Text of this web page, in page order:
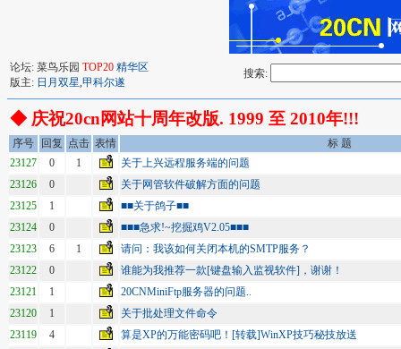
论坛: 菜鸟乐园 TOP20 精华区
版主: 日月双星,甲科尔遂
搜索:
◆ 庆祝20cn网站十周年改版. 1999 至 2010年!!!
序号 回复 点击 表情
标 题
23127
0 1
关于上兴远程服务端的问题
23126
0
关于网管软件破解方面的问题
23125
1
■■关于鸽子■■
23124
0
■■■急求!~挖掘鸡V2.05■■■
23123
6 1
请问：我该如何关闭本机的SMTP服务？
23122
0
谁能为我推荐一款[键盘输入监视软件]，谢谢！
23121
1
20CNMiniFtp服务器的问题..
23120
1
关于批处理文件命令
23119
4
算是XP的万能密码吧！[转载]WinXP技巧秘技放送